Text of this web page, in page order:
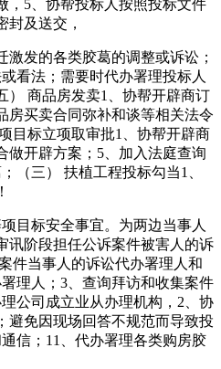
，5、协帮投标人按照投标文件
封及送交，
发的各类胶葛的调整或诉讼；
看法；需要时代办署理投标人
） 商品房发卖1、协帮开辟商订
房买卖合同弥补和谈等相关法令
目标立项取审批1、协帮开辟商
做开辟方案；5、加入法庭查询
（三） 扶植工程投标勾当1、
标安全事宜。为两边当事人
讯阶段担任公诉案件被害人的诉
件当事人的诉讼代办署理人和
理人；3、查询拜访和收集案件
公司成立业从办理机构，2、协
避免因现场回答不规范而导致投
信；11、代办署理各类购房胶